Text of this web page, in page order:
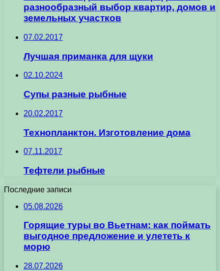
разнообразный выбор квартир, домов и
земельных участков
07.02.2017
Лучшая приманка для щуки
02.10.2024
Супы разные рыбные
20.02.2017
Технопланктон. Изготовление дома
07.11.2017
Тефтели рыбные
Последние записи
05.08.2026
Горящие туры во Вьетнам: как поймать
выгодное предложение и улететь к
морю
28.07.2026